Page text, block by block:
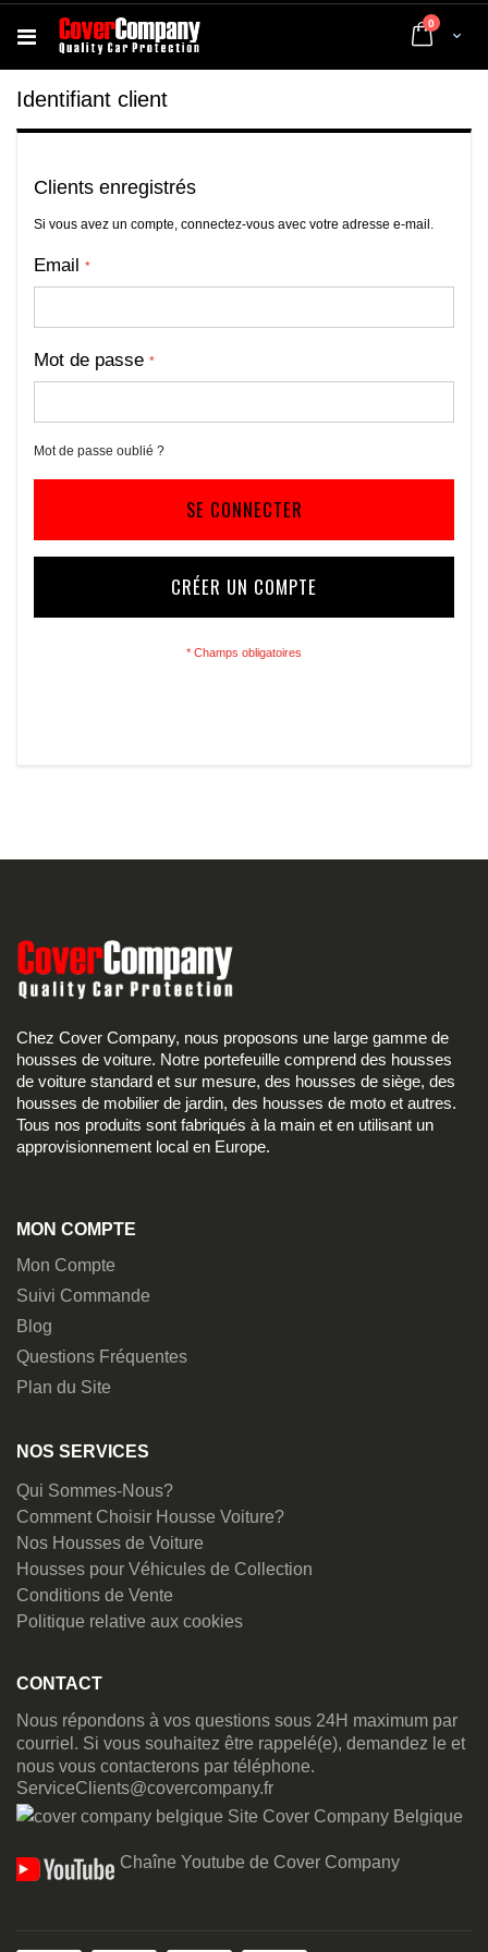
Cart
0 articles
Identifiant client
Clients enregistrés
Si vous avez un compte, connectez-vous avec votre adresse e-mail.
Email
Mot de passe
Mot de passe oublié ?
SE CONNECTER
CRÉER UN COMPTE
Chez Cover Company, nous proposons une large gamme de
housses de voiture. Notre portefeuille comprend des housses
de voiture standard et sur mesure, des housses de siège, des
housses de mobilier de jardin, des housses de moto et autres.
Tous nos produits sont fabriqués à la main et en utilisant un
approvisionnement local en Europe.
MON COMPTE
Mon Compte
Suivi Commande
Blog
Questions Fréquentes
Plan du Site
NOS SERVICES
Qui Sommes-Nous?
Comment Choisir Housse Voiture?
Nos Housses de Voiture
Housses pour Véhicules de Collection
Conditions de Vente
Politique relative aux cookies
CONTACT
Nous répondons à vos questions sous 24H maximum par
courriel. Si vous souhaitez être rappelé(e), demandez le et
nous vous contacterons par téléphone.
ServiceClients@covercompany.fr
Site Cover Company Belgique
Chaîne Youtube de Cover Company